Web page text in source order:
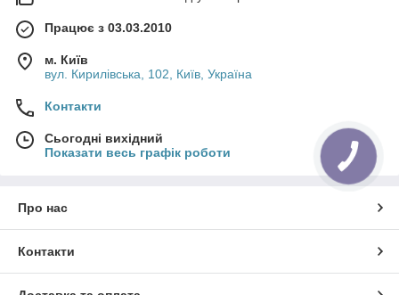
Працює з 03.03.2010
м. Київ
вул. Кирилівська, 102, Київ, Україна
Контакти
Сьогодні вихідний
Показати весь графік роботи
Про нас
Контакти